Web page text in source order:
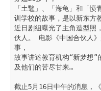
「土鼈」、「海龟」和「
训学校的故事，是以新东方
近日剧组曝光了主角造型照
伙人。 电影《中国合伙人
事，
故事讲述教育机构“新梦想”
及他们的苦尽甘来…
截止5月16日中午的消息，